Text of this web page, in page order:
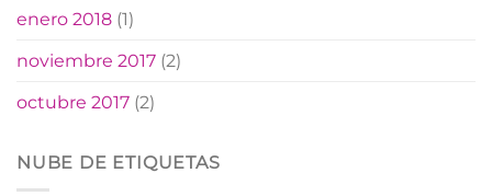
enero 2018 (1)
noviembre 2017 (2)
octubre 2017 (2)
NUBE DE ETIQUETAS